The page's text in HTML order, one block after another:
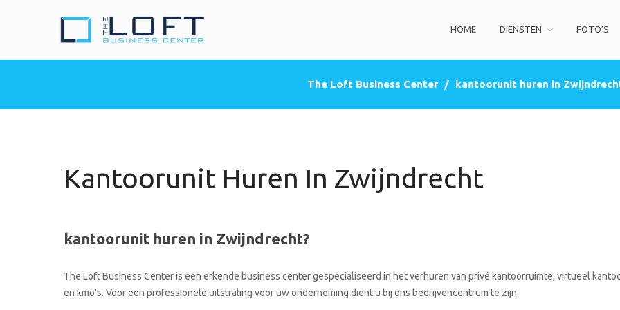
HOME DIENSTEN FOTO’S
The Loft Business Center / kantoorunit huren in
Kantoorunit Huren In Zwijndrecht
kantoorunit huren in Zwijndrecht?
The Loft Business Center is een erkende business center gespecialiseerd in het verhuren van privé kantoorruimte, virtueel
en kmo’s. Voor een professionele uitstraling voor uw onderneming dient u bij ons bedrijvencentrum te zijn.